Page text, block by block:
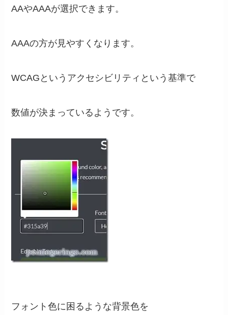
AAやAAAが選択できます。
AAAの方が見やすくなります。
WCAGというアクセシビリティという基準で
数値が決まっているようです。
フォント色に困るような背景色を